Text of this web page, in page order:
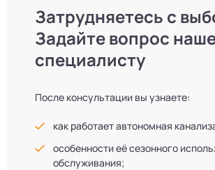
Затрудняетесь с
Задайте вопрос
специалисту
После консультации вы узнаете:
как работает автономная
особенности её сезонного
обслуживания;